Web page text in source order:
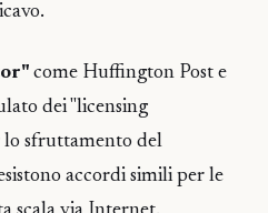
come Huffington Post e
dei "licensing
lo sfruttamento del
accordi simili per le